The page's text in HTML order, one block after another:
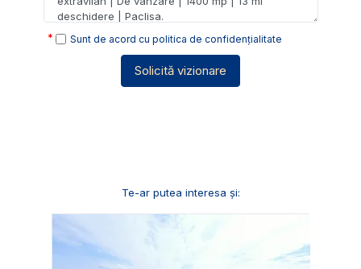
Sunt de acord cu politica de confidențialitate
Solicită vizionare
Te-ar putea interesa și: